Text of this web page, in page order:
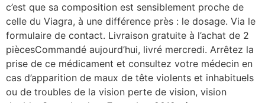
c’est que sa composition est sensiblement proche de
celle du Viagra, à une différence près : le dosage. Via le
formulaire de contact. Livraison gratuite à l’achat de 2
piècesCommandé aujourd’hui, livré mercredi. Arrêtez la
prise de ce médicament et consultez votre médecin en
cas d’apparition de maux de tête violents et inhabituels
ou de troubles de la vision perte de vision, vision